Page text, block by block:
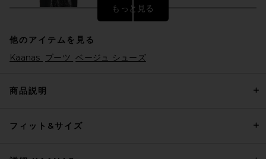
THE ATTICO Leon 100mm
もっと見る
他のアイテムを見る
Kaanas ブーツ ベージュ シューズ
商品説明
フィット&サイズ